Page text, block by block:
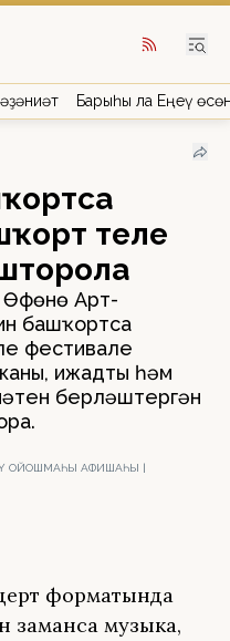
Барыһы ла Еңеү
теле
Арт-
башҡортса
фестивале
ижадты һәм
берләштергән
ОЙОШМАҺЫ АФИШАҺЫ |
форматында
заманса музыка,